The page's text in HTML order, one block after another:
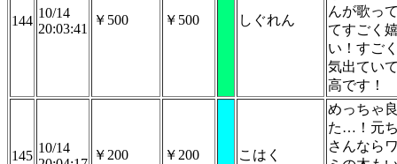
144
10/14
20:03:41
￥500 ￥500 しぐれん
んが歌っ
てすごく
い！すご
気出てい
高です！
145
10/14
￥200 ￥200 こはく
めっちゃ
た…！元
さんなら